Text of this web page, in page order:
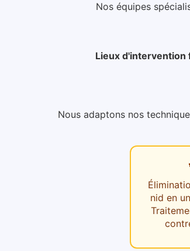
Nos équipes
Lieux
Nous adaptons nos
nid en